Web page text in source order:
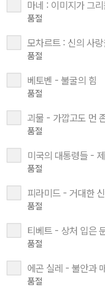
마네 : 이미지가 그리
품절
모차르트 : 신의 사
품절
베토벤 - 불굴의 힘
품절
괴물 - 가깝고도 먼
품절
미국의 대통령들 -
품절
피라미드 - 거대한
품절
티베트 - 상처 입은
품절
에곤 실레 - 불안과
품절